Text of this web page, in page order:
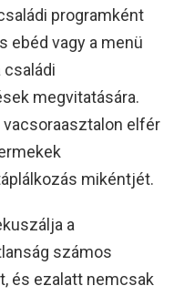
programként
ebéd vagy a menü
családi
megvitatására.
elfér
mikéntjét.
a
számos
és ezalatt nemcsak